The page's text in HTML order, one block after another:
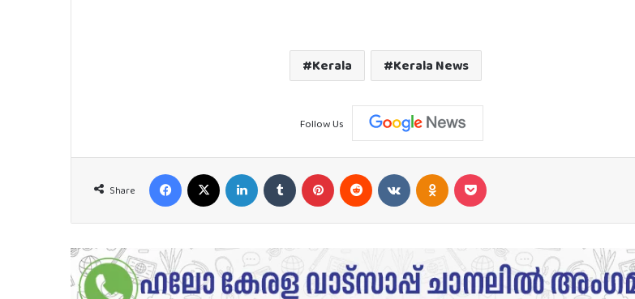
Kerala Kerala News
Follow Us
Share
Facebook LinkedIn Tumblr Pinterest Reddit VKontakte Odnoklassniki